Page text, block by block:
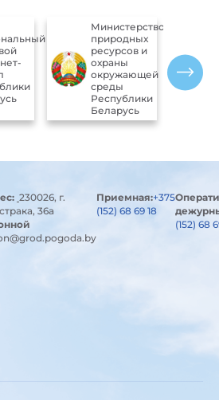
Министерство
природных
ресурсов и
охраны
окружающей
среды
Республики
Беларусь
230026, г.
36а
Приемная:+375
(152) 68 69 18
(152) 68